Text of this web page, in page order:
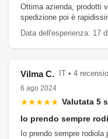
Ottima azienda, prodotti
spedizione poi è
Data dell'esperienza: 17
Vilma C.
IT • 4
6 ago 2024
★★★★★ Valutata 5
Io prendo sempre
Io prendo sempre